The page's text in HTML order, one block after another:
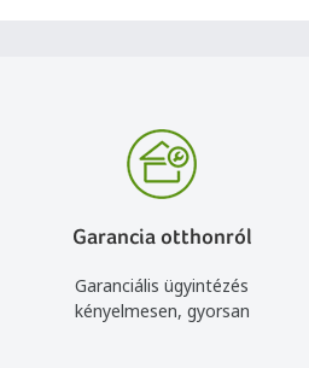
Garancia otthonról
Garanciális ügyintézés
kényelmesen, gyorsan